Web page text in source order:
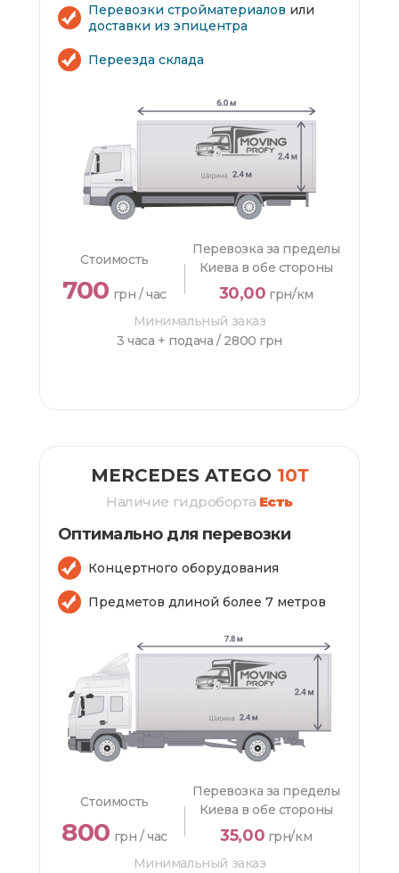
Перевозки стройматериалов или
доставки из эпицентра
Переезда склада
Стоимость
700 грн / час
Перевозка за пределы
Киева в обе стороны
30,00 грн/км
Минимальный заказ
3 часа + подача / 2800 грн
MERCEDES ATEGO 10Т
Наличие гидроборта Есть
Оптимально для перевозки
Концертного оборудования
Предметов длиной более 7 метров
Стоимость
800 грн / час
Перевозка за пределы
Киева в обе стороны
35,00 грн/км
Минимальный заказ